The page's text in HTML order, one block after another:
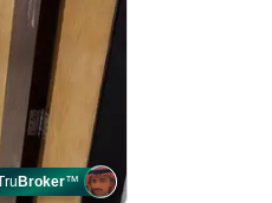
Broker™